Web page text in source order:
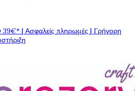
| Ασφαλείς πληρωμές | Γρήγορη